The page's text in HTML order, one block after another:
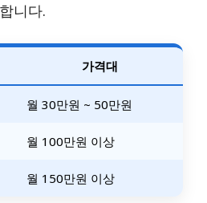
니다.
가격대
월 30만원 ~ 50만원
월 100만원 이상
월 150만원 이상